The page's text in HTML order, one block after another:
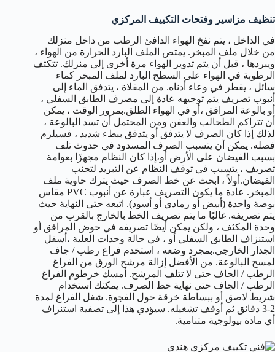
تنظيف مزاسير وفتحات التكييف المركزي
في الداخل ، يتم نفخ الهواء الدافئ الرطب من داخل منزلك
من خلال ملف المبخر. يمتص الملف البارد الحرارة من الهواء ،
ويبردها ، قبل أن يتم تدوير الهواء مرة أخرى إلى منزلك. تتكثف
الرطوبة في الهواء على السطح البارد لملف المبخر كماء
سائل ، يقطر في وعاء أدناه. من المقلاة ، يتدفق الماء إلى
أنبوب تصريف يتم توجيهه عادة إلى مصرف الطابق السفلي ،
أو بالوعة المرافق ،أو في الهواء الطلق.بمرور الوقت ، يمكن
أن تتراكم الطحالب والعفن ومن المحتمل أن تسد البالوعة ،
لذلك إذا كان الصرف لا يتدفق أو يتدفق ببطء شديد ، فسيلزم
فصله. يمكن أن يتسبب الصرف المسدود في حدوث تلف
بسبب الفيضان على الأرض أو،إذا كان النظام مجهزًا بعوامة
تصريف ، يتسبب في توقف النظام عن التبريد لتجنب
الفيضان.أولاً ، ابحث عن خط الصرف حيث يترك حاوية ملف
المبخر. عادة ما يكون التصريف عبارة عن أنبوب PVC مقاس
بوصة واحدة (أبيض أو رمادي أو أسود). اتبعه حتى النهاية حيث
يتم تصريفه. غالبًا ما يتم تصريف الخط بالخارج بالقرب من
وحدة المكثف ، ولكن يمكن أيضًا تصريفه في حوض المرافق أو
استنزاف الطابق السفلي أو ، في حالة وحدات العلية ،أسفل
الجدار الخارجي.بمجرد وضعه ، استخدم فراغ رطب / جاف
لمسح البالوعة. من الأفضل إزالة مرشح الورق من الفراغ
الرطب / الجاف حتى لا تتلف المرشح. أمسك خرطوم الفراغ
الرطب / الجاف حتى نهاية خط الصرف. يمكنك استخدام
شريط لاصق أو ببساطة خرقة حول الفجوة. شغل الفراغ لمدة
2-3 دقائق ثم أوقف تشغيله. سيؤدي هذا إلى تصفية استنزاف
أي مادة بيولوجية متنامية.